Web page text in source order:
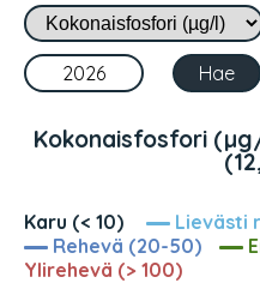
Kokonaisfosfori
Karu (< 10)
Lievästi
Rehevä (20-50)
Ylirehevä (> 100)